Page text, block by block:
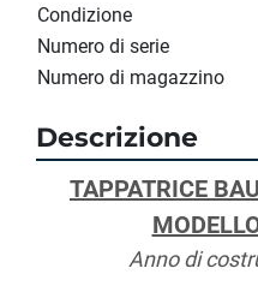
Condizione
Numero di serie
Numero di magazzino
Descrizione
TAPPATRICE
Anno di